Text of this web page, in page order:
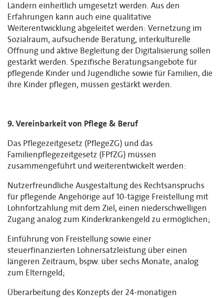
Ländern einheitlich umgesetzt werden. Aus den
Erfahrungen kann auch eine qualitative
Weiterentwicklung abgeleitet werden: Vernetzung im
Sozialraum, aufsuchende Beratung, interkulturelle
Öffnung und aktive Begleitung der Digitalisierung sollen
gestärkt werden. Spezifische Beratungsangebote für
pflegende Kinder und Jugendliche sowie für Familien, die
ihre Kinder pflegen, müssen gestärkt werden.
9. Vereinbarkeit von Pflege & Beruf
Das Pflegezeitgesetz (PflegeZG) und das
Familienpflegezeitgesetz (FPfZG) müssen
zusammengeführt und weiterentwickelt werden:
Nutzerfreundliche Ausgestaltung des Rechtsanspruchs
für pflegende Angehörige auf 10-tägige Freistellung mit
Lohnfortzahlung mit dem Ziel, einen niederschwelligen
Zugang analog zum Kinderkrankengeld zu ermöglichen;
Einführung von Freistellung sowie einer
steuerfinanzierten Lohnersatzleistung über einen
längeren Zeitraum, bspw. über sechs Monate, analog
zum Elterngeld;
Überarbeitung des Konzepts der 24-monatigen